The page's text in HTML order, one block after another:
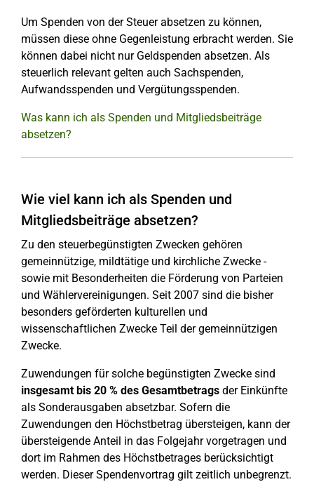
Um Spenden von der Steuer absetzen zu können,
müssen diese ohne Gegenleistung erbracht werden. Sie
können dabei nicht nur Geldspenden absetzen. Als
steuerlich relevant gelten auch Sachspenden,
Aufwandsspenden und Vergütungsspenden.
Was kann ich als Spenden und Mitgliedsbeiträge
absetzen?
Wie viel kann ich als Spenden und
Mitgliedsbeiträge absetzen?
Zu den steuerbegünstigten Zwecken gehören
gemeinnützige, mildtätige und kirchliche Zwecke -
sowie mit Besonderheiten die Förderung von Parteien
und Wählervereinigungen. Seit 2007 sind die bisher
besonders geförderten kulturellen und
wissenschaftlichen Zwecke Teil der gemeinnützigen
Zwecke.
Zuwendungen für solche begünstigten Zwecke sind
insgesamt bis 20 % des Gesamtbetrags der Einkünfte
als Sonderausgaben absetzbar. Sofern die
Zuwendungen den Höchstbetrag übersteigen, kann der
übersteigende Anteil in das Folgejahr vorgetragen und
dort im Rahmen des Höchstbetrages berücksichtigt
werden. Dieser Spendenvortrag gilt zeitlich unbegrenzt.